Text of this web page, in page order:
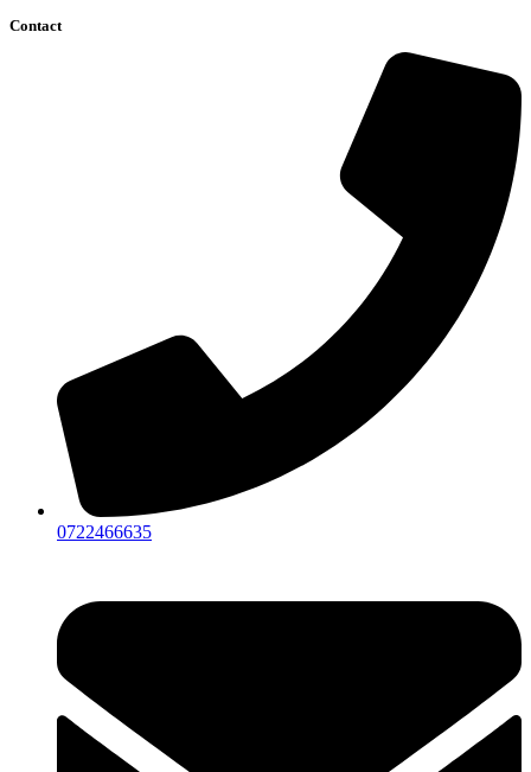
Contact
0722466635